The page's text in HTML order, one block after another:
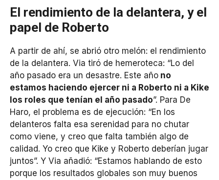
El rendimiento de la delantera, y el
papel de Roberto
A partir de ahí, se abrió otro melón: el rendimiento
de la delantera. Via tiró de hemeroteca: “Lo del
año pasado era un desastre. Este año no
estamos haciendo ejercer ni a Roberto ni a Kike
los roles que tenían el año pasado”. Para De
Haro, el problema es de ejecución: “En los
delanteros falta esa serenidad para no chutar
como viene, y creo que falta también algo de
calidad. Yo creo que Kike y Roberto deberían jugar
juntos”. Y Via añadió: “Estamos hablando de esto
porque los resultados globales son muy buenos